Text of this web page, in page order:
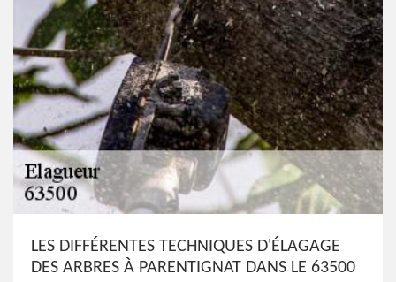
LES DIFFÉRENTES TECHNIQUES D'ÉLAGAGE
DES ARBRES À PARENTIGNAT DANS LE 63500